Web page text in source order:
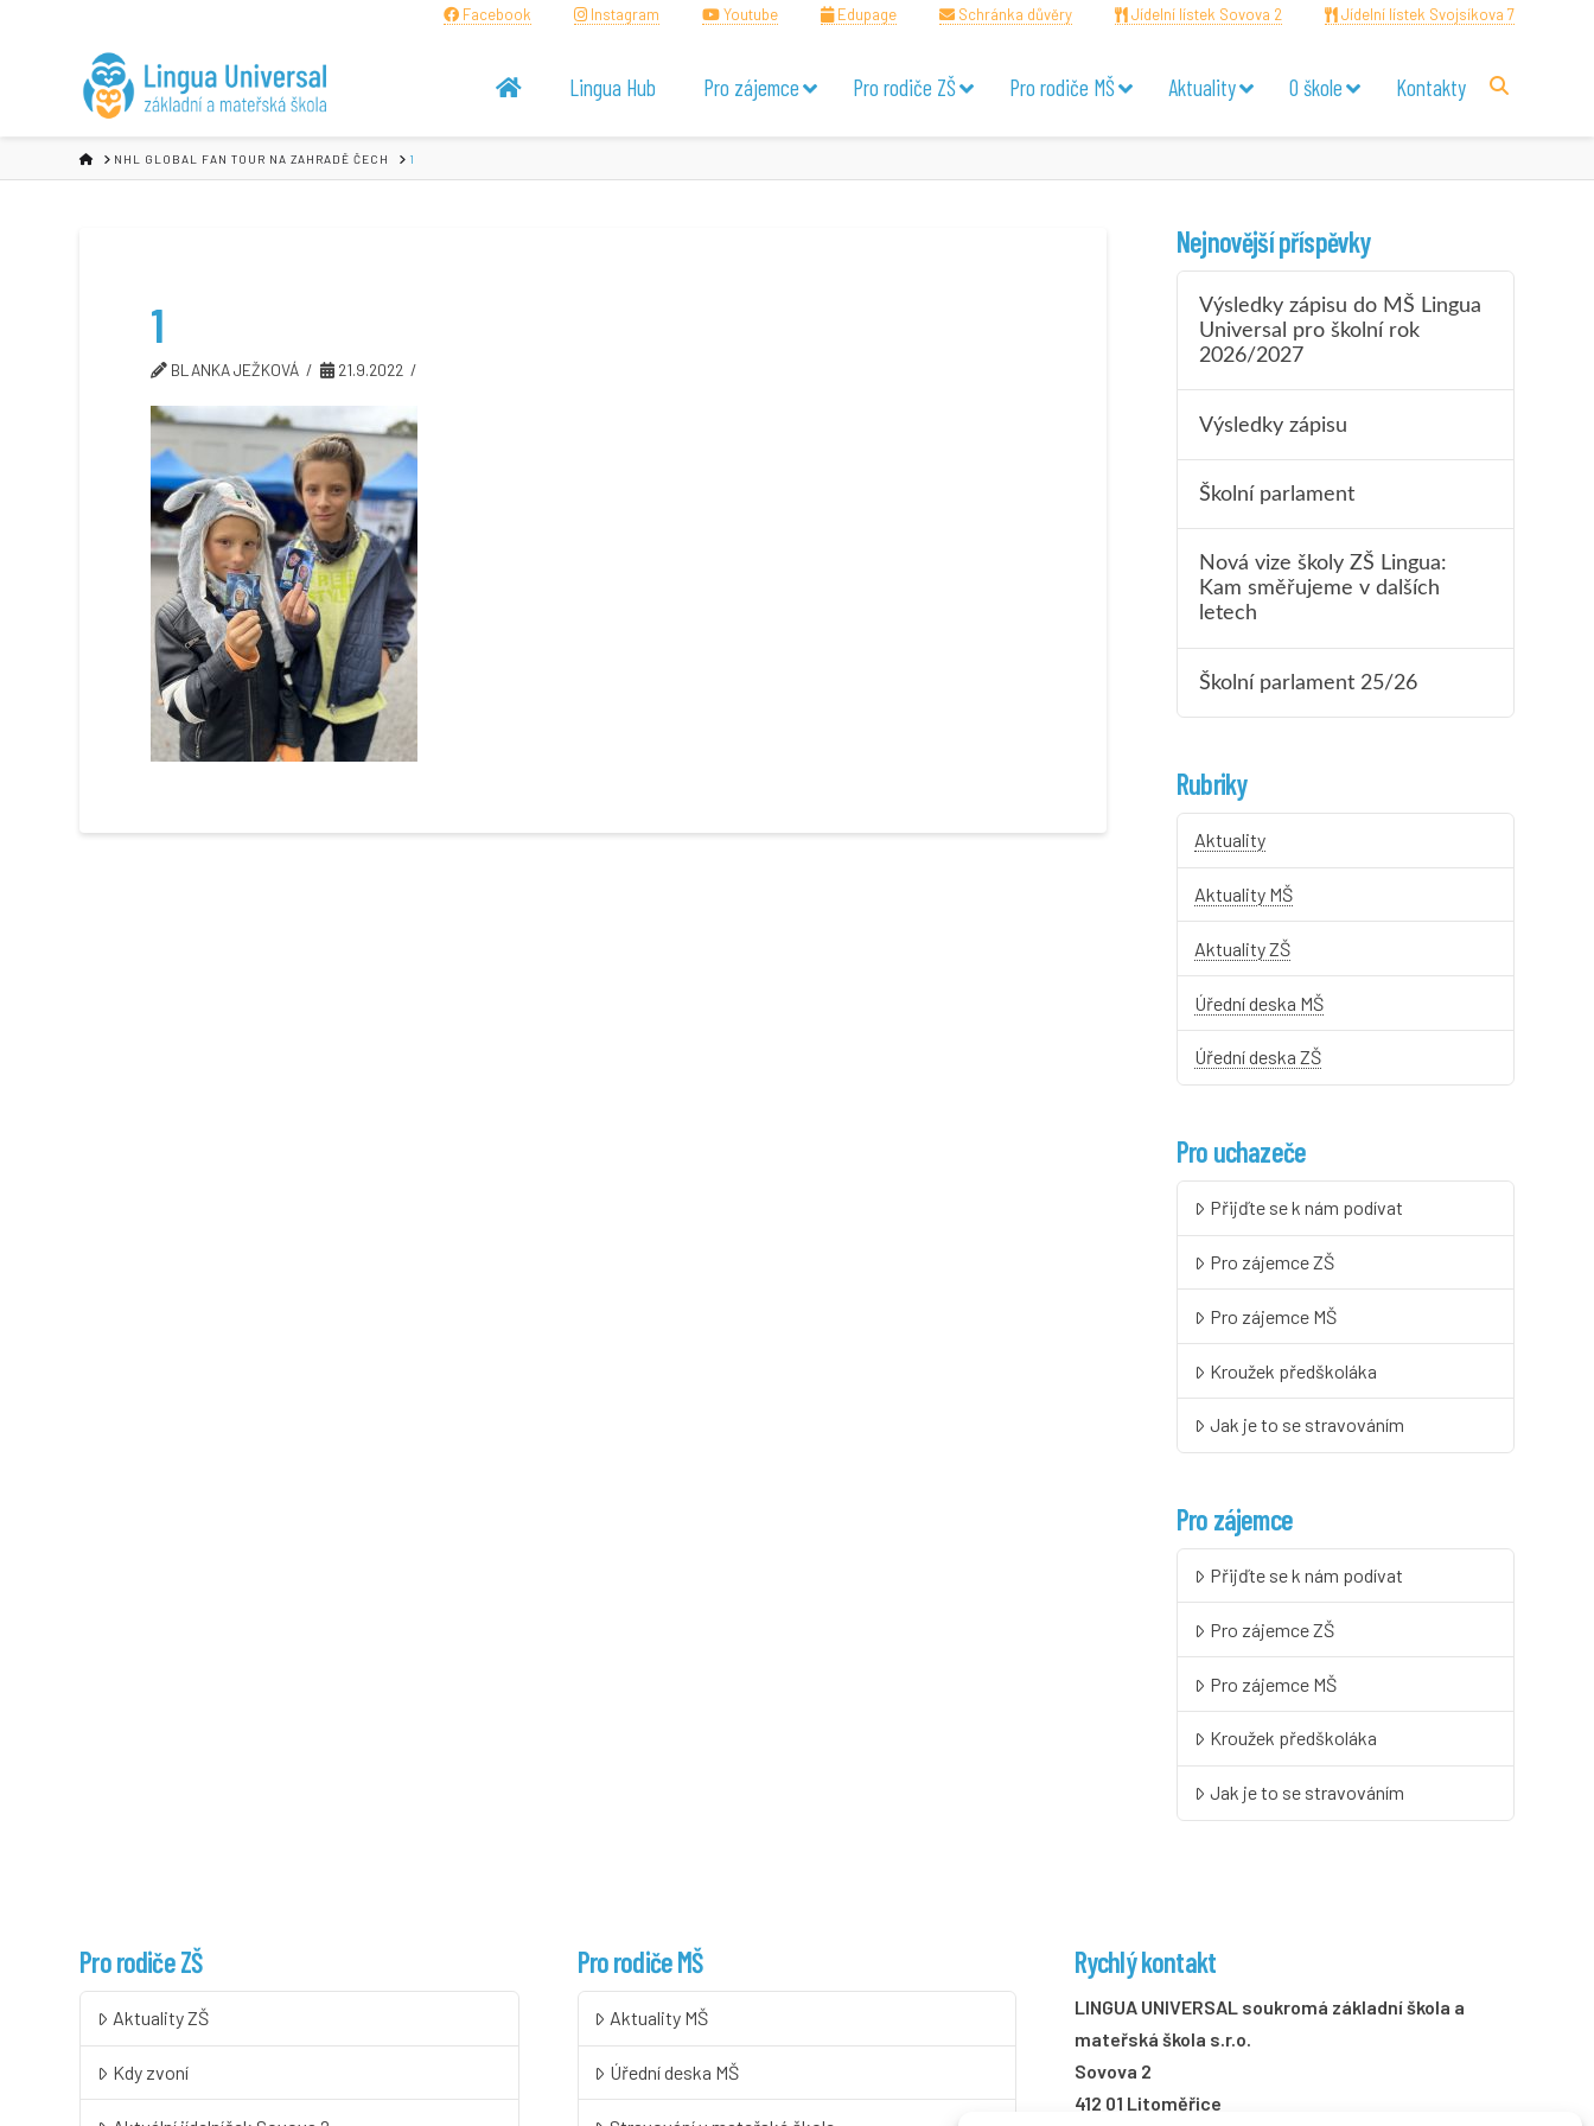
Facebook Instagram Youtube Edupage Schránka důvěry Jídelní lístek Sovova 2 Jídelní lístek Svojsíkova 7
Lingua Hub Pro zájemce Pro rodiče ZŠ Pro rodiče MŠ Aktuality O škole Kontakty
HOMENHL GLOBAL FAN TOUR NA ZAHRADĚ ČECH 1
1
BLANKA JEŽKOVÁ 21.9.2022
Nejnovější příspěvky
Výsledky zápisu do MŠ Lingua
Universal pro školní rok
2026/2027
Výsledky zápisu
Školní parlament
Nová vize školy ZŠ Lingua:
Kam směřujeme v dalších
letech
Školní parlament 25/26
Rubriky
Aktuality
Aktuality MŠ
Aktuality ZŠ
Úřední deska MŠ
Úřední deska ZŠ
Pro uchazeče
Přijďte se k nám podívat
Pro zájemce ZŠ
Pro zájemce MŠ
Kroužek předškoláka
Jak je to se stravováním
Pro zájemce
Přijďte se k nám podívat
Pro zájemce ZŠ
Pro zájemce MŠ
Kroužek předškoláka
Jak je to se stravováním
Pro rodiče ZŠ
Aktuality ZŠ
Kdy zvoní
Pro rodiče MŠ
Aktuality MŠ
Úřední deska MŠ
Rychlý kontakt
LINGUA UNIVERSAL soukromá základní škola a
mateřská škola s.r.o.
Sovova 2
412 01 Litoměřice